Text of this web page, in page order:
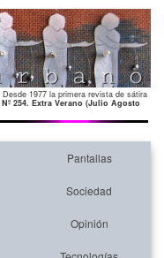
1977 la primera revista de sátira
Nº 254. Extra Verano (Julio Agosto
Pantallas
Sociedad
Opinión